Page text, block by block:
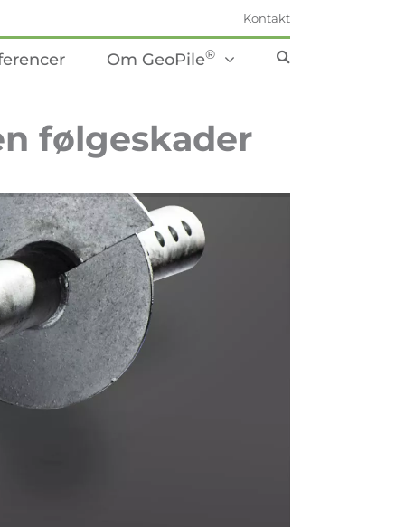
Kontakt
Om GeoPile®
følgeskader